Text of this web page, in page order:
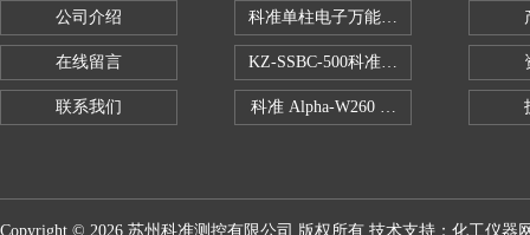
公司介绍
在线留言
联系我们
科准单柱电子万能拉力机KZ-SSBC-500
KZ-SSBC-500科准单柱电子万能试验
科准 Alpha-W260 半导体全自动推拉
Copyright © 2026 苏州科准测控有限公司 版权所有 技术支持： 化工仪器